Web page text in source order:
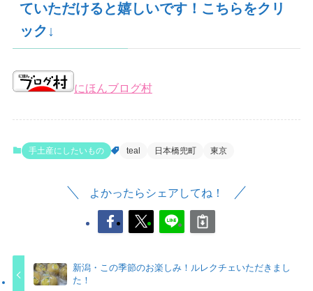
ていただけると嬉しいです！こちらをクリ
ック↓
にほんブログ村
手土産にしたいもの teal 日本橋兜町 東京
よかったらシェアしてね！
新潟・この季節のお楽しみ！ルレクチェいただきまし
た！